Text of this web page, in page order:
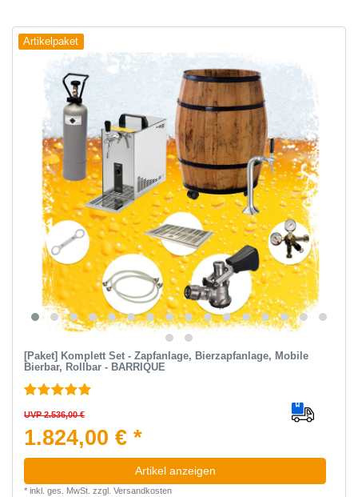
Artikelpaket
[Paket] Komplett Set - Zapfanlage, Bierzapfanlage, Mobile
Bierbar, Rollbar - BARRIQUE
UVP 2.536,00 €
1.824,00 € *
Artikel anzeigen
* inkl. ges. MwSt. zzgl. Versandkosten